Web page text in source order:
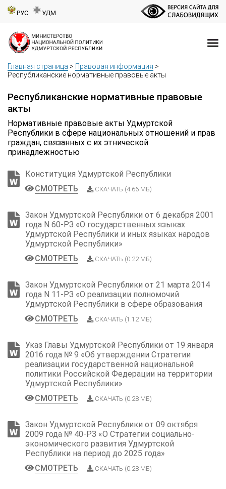
РУС УДМ
Главная страница > Правовая информация >
Республиканские нормативные правовые акты
Республиканские нормативные правовые
акты
Нормативные правовые акты Удмуртской
Республики в сфере национальных отношений и прав
граждан, связанных с их этнической
принадлежностью
Конституция Удмуртской Республики
СМОТРЕТЬ
СКАЧАТЬ (4.66 МБ)
Закон Удмуртской Республики от 6 декабря 2001
года N 60-РЗ «О государственных языках
Удмуртской Республики и иных языках народов
Удмуртской Республики»
СМОТРЕТЬ
СКАЧАТЬ (0.22 МБ)
Закон Удмуртской Республики от 21 марта 2014
года N 11-РЗ «О реализации полномочий
Удмуртской Республики в сфере образования
СМОТРЕТЬ
СКАЧАТЬ (1.12 МБ)
Указ Главы Удмуртской Республики от 19 января
2016 года № 9 «Об утверждении Стратегии
реализации государственной национальной
политики Российской Федерации на территории
Удмуртской Республики»
СМОТРЕТЬ
СКАЧАТЬ (0.28 МБ)
Закон Удмуртской Республики от 09 октября
2009 года № 40-РЗ «О Стратегии социально-
экономического развития Удмуртской
Республики на период до 2025 года»
СМОТРЕТЬ
СКАЧАТЬ (0.28 МБ)